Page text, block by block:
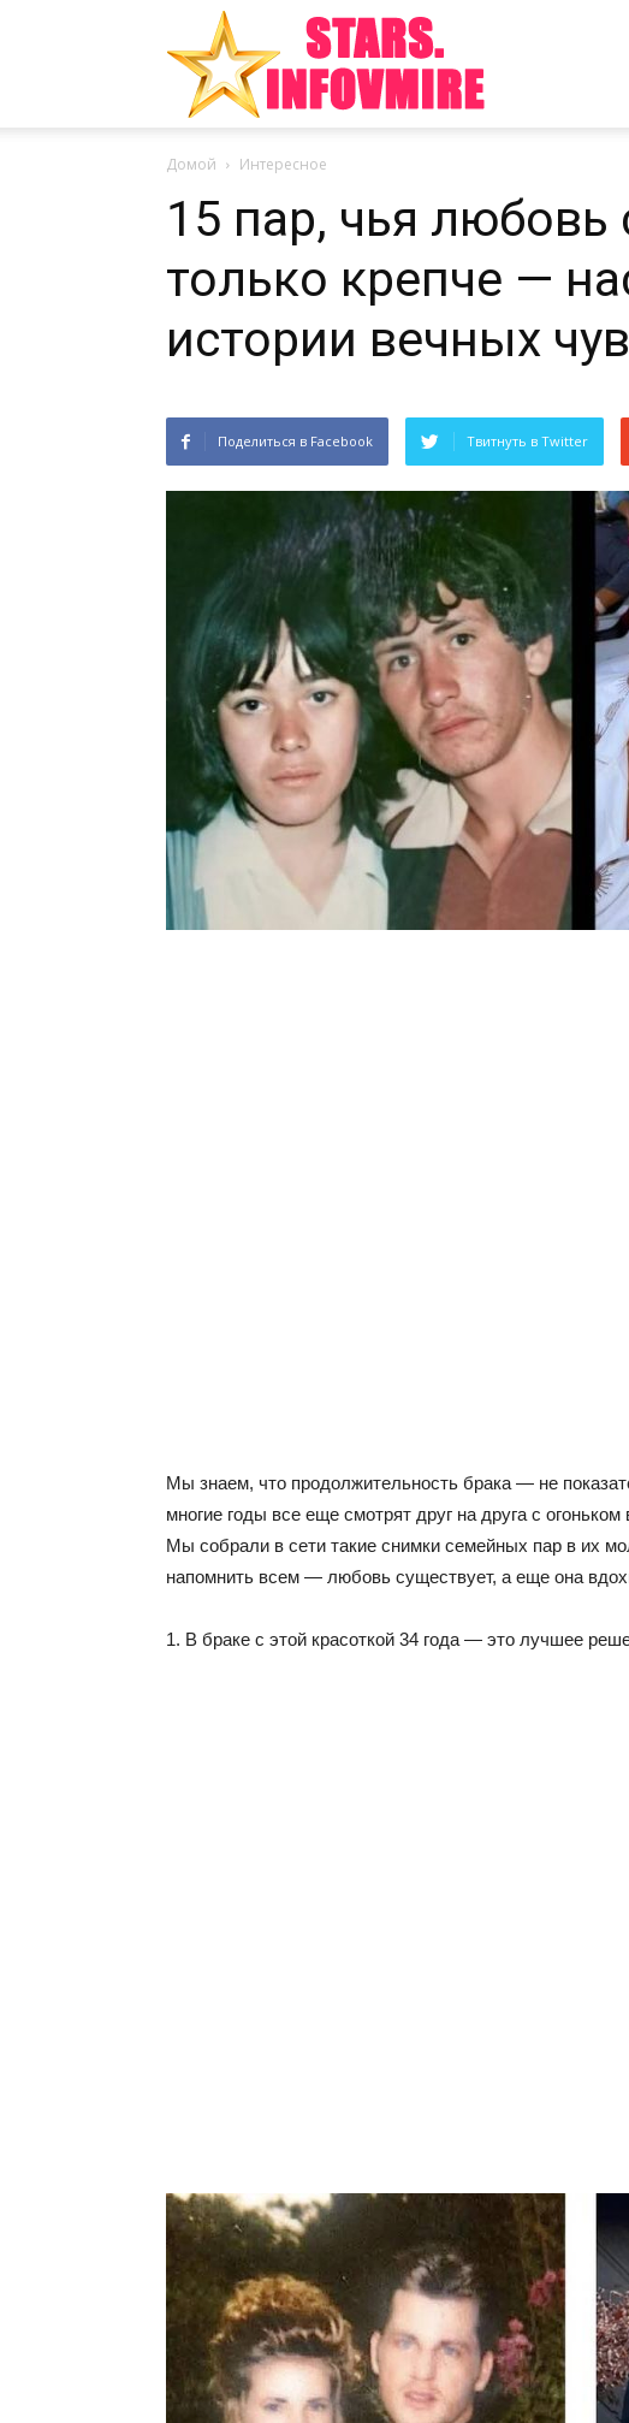
мира
Шоу-
Бизнеса
Домой Интересное
15 пар, чья любовь
только крепче —
истории вечных
Поделиться в Facebook Твитнуть в Twitter
Мы знаем, что продолжительность брака — не
многие годы все еще смотрят друг на друга с
Мы собрали в сети такие снимки семейных пар в их
напомнить всем — любовь существует, а еще она
1. В браке с этой красоткой 34 года — это лучшее